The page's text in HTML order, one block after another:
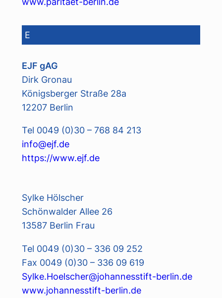
E
EJF gAG
Dirk Gronau
Königsberger Straße 28a
12207 Berlin
Tel 0049 (0)30 – 768 84 213
info@ejf.de
https://www.ejf.de
Sylke Hölscher
Schönwalder Allee 26
13587 Berlin Frau
Tel 0049 (0)30 – 336 09 252
Fax 0049 (0)30 – 336 09 619
Sylke.Hoelscher@johannesstift-berlin.de
www.johannesstift-berlin.de